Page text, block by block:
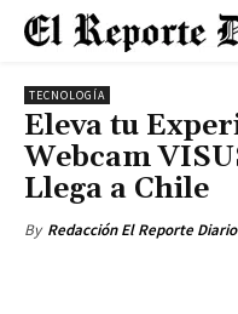
TECNOLOGÍA
Eleva tu
Webcam
Llega a Chile
By Redacción El Reporte Diario